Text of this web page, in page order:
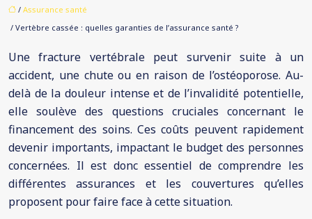
/ Assurance santé
/ Vertèbre cassée : quelles garanties de l’assurance santé ?
Une fracture vertébrale peut survenir suite à un
accident, une chute ou en raison de l’ostéoporose. Au-
delà de la douleur intense et de l’invalidité potentielle,
elle soulève des questions cruciales concernant le
financement des soins. Ces coûts peuvent rapidement
devenir importants, impactant le budget des personnes
concernées. Il est donc essentiel de comprendre les
différentes assurances et les couvertures qu’elles
proposent pour faire face à cette situation.